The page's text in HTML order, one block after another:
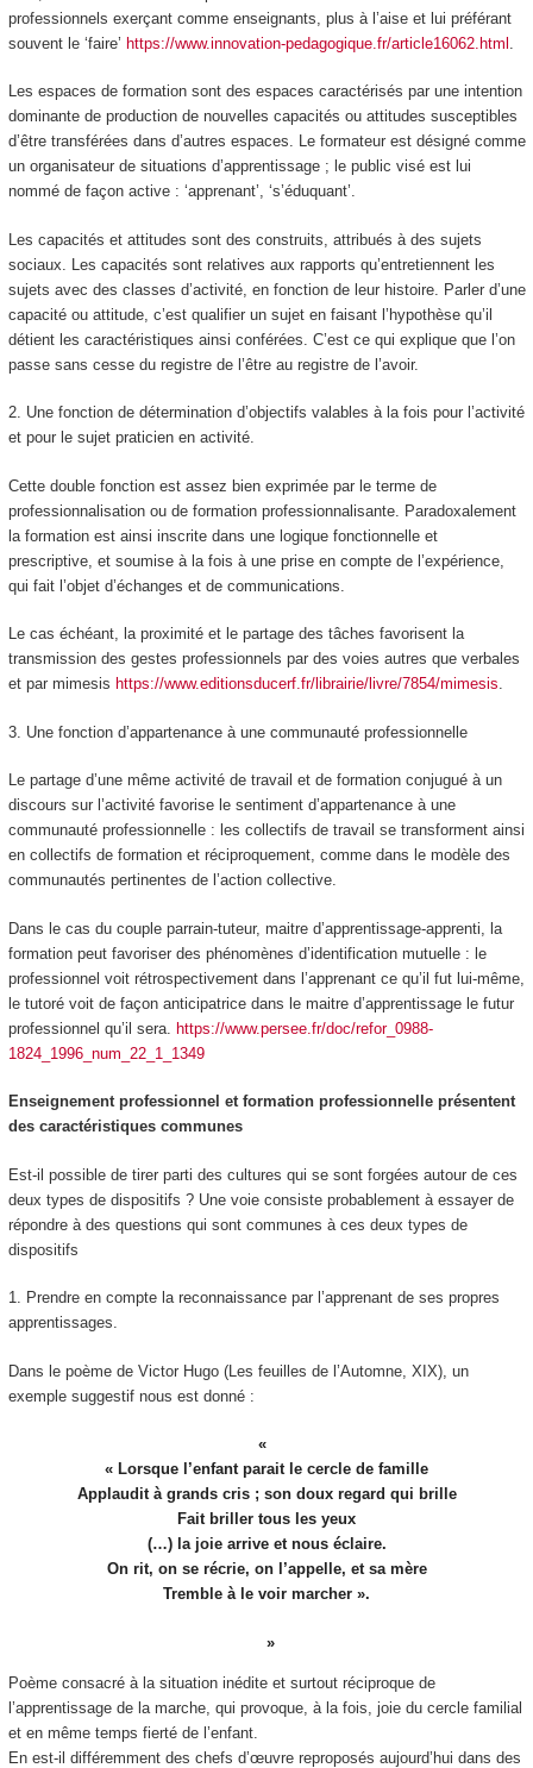
professionnels exerçant comme enseignants, plus à l’aise et lui préférant
souvent le ‘faire’ https://www.innovation-pedagogique.fr/article16062.html
Les espaces de formation sont des espaces caractérisés par une intention
dominante de production de nouvelles capacités ou attitudes susceptibles
d’être transférées dans d’autres espaces. Le formateur est désigné comme
un organisateur de situations d’apprentissage ; le public visé est lui
nommé de façon active : ‘apprenant’, ‘s’éduquant’.
Les capacités et attitudes sont des construits, attribués à des sujets
sociaux. Les capacités sont relatives aux rapports qu’entretiennent les
sujets avec des classes d’activité, en fonction de leur histoire. Parler d’une
capacité ou attitude, c’est qualifier un sujet en faisant l’hypothèse qu’il
détient les caractéristiques ainsi conférées. C’est ce qui explique que l’on
passe sans cesse du registre de l’être au registre de l’avoir.
2. Une fonction de détermination d’objectifs valables à la fois pour l’activité
et pour le sujet praticien en activité.
Cette double fonction est assez bien exprimée par le terme de
professionnalisation ou de formation professionnalisante. Paradoxalement
la formation est ainsi inscrite dans une logique fonctionnelle et
prescriptive, et soumise à la fois à une prise en compte de l’expérience,
qui fait l’objet d’échanges et de communications.
Le cas échéant, la proximité et le partage des tâches favorisent la
transmission des gestes professionnels par des voies autres que verbales
et par mimesis https://www.editionsducerf.fr/librairie/livre/7854/mimesis.
3. Une fonction d’appartenance à une communauté professionnelle
Le partage d’une même activité de travail et de formation conjugué à un
discours sur l’activité favorise le sentiment d’appartenance à une
communauté professionnelle: les collectifs de travail se transforment ainsi
en collectifs de formation et réciproquement, comme dans le modèle des
communautés pertinentes de l’action collective.
Dans le cas du couple parrain-tuteur, maitre d’apprentissage-apprenti, la
formation peut favoriser des phénomènes d’identification mutuelle: le
professionnel voit rétrospectivement dans l’apprenant ce qu’il fut lui-même,
le tutoré voit de façon anticipatrice dans le maitre d’apprentissage le futur
professionnel qu’il sera. https://www.persee.fr/doc/refor_0988-
1824_1996_num_22_1_1349
Enseignement professionnel et formation professionnelle présentent
des caractéristiques communes
Est-il possible de tirer parti des cultures qui se sont forgées autour de ces
deux types de dispositifs ? Une voie consiste probablement à essayer de
répondre à des questions qui sont communes à ces deux types de
dispositifs
1. Prendre en compte la reconnaissance par l’apprenant de ses propres
apprentissages.
Dans le poème de Victor Hugo (Les feuilles de l’Automne, XIX), un
exemple suggestif nous est donné :
« Lorsque l’enfant parait le cercle de famille
Applaudit à grands cris ; son doux regard qui brille
Fait briller tous les yeux
(…) la joie arrive et nous éclaire.
On rit, on se récrie, on l’appelle, et sa mère
Tremble à le voir marcher ».
Poème consacré à la situation inédite et surtout réciproque de
l’apprentissage de la marche, qui provoque, à la fois, joie du cercle familial
et en même temps fierté de l’enfant.
En est-il différemment des chefs d’œuvre reproposés aujourd’hui dans des